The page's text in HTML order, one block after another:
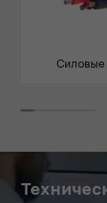
Силовые